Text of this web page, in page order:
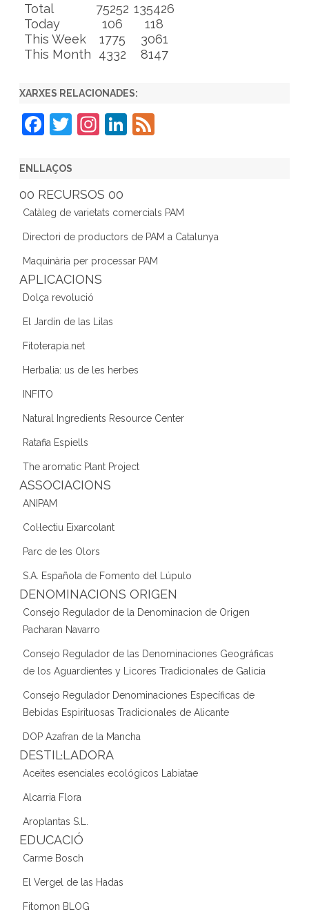
Total 75252 135426
Today
106
118
This Week
1775
3061
This Month
4332 8147
XARXES RELACIONADES:
F
c
e
b
o
o
k
T
er
In
gr
a
m
Li
dI
n
ENLLAÇOS
00 RECURSOS 00
Catàleg de varietats comercials PAM
Directori de productors de PAM a Catalunya
Maquinària per processar PAM
APLICACIONS
Dolça revolució
El Jardín de las Lilas
Fitoterapia.net
Herbalia: us de les herbes
INFITO
Natural Ingredients Resource Center
Ratafia Espiells
The aromatic Plant Project
ASSOCIACIONS
ANIPAM
Col·lectiu Eixarcolant
Parc de les Olors
S.A. Española de Fomento del Lúpulo
DENOMINACIONS ORIGEN
Consejo Regulador de la Denominacion de Origen
Pacharan Navarro
Consejo Regulador de las Denominaciones Geográficas
de los Aguardientes y Licores Tradicionales de Galicia
Consejo Regulador Denominaciones Específicas de
Bebidas Espirituosas Tradicionales de Alicante
DOP Azafran de la Mancha
DESTIL·LADORA
Aceites esenciales ecológicos Labiatae
Alcarria Flora
Aroplantas S.L.
EDUCACIÓ
Carme Bosch
El Vergel de las Hadas
Fitomon BLOG